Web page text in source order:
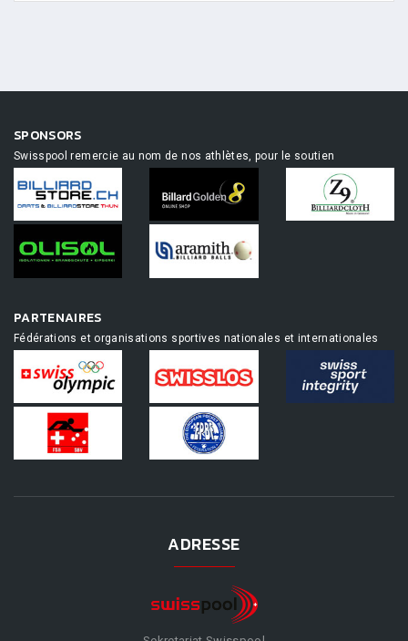
SPONSORS
Swisspool remercie au nom de nos athlètes, pour le soutien
PARTENAIRES
Fédérations et organisations sportives nationales et internationales
ADRESSE